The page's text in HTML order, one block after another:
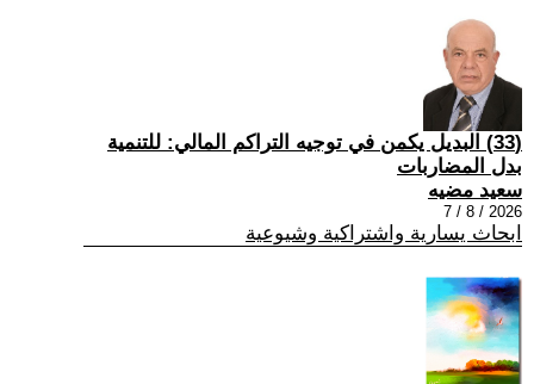
(33) البديل يكمن في توجيه التراكم المالي: للتنمية
بدل المضاربات
سعيد مضيه
2026 / 8 / 7
ابحاث يسارية واشتراكية وشيوعية